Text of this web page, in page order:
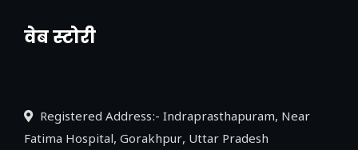
वेब स्टोरी
नया एक्सप्रेसवे: पूर्वांचल का लक, डेवलपमेंट का
Registered Address:- Indraprasthapuram, Near
Fatima Hospital, Gorakhpur, Uttar Pradesh